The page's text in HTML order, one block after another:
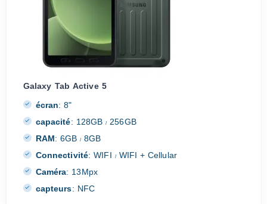
Galaxy Tab Active 5
écran: 8"
capacité: 128GB/ 256GB
RAM: 6GB/ 8GB
Connectivité: WIFI /WIFI + Cellular
Caméra: 13Mpx
capteurs: NFC